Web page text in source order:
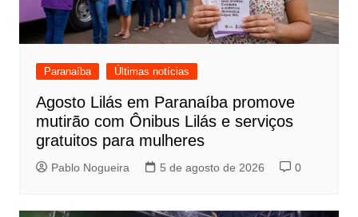
Paranaíba Últimas notícias
Agosto Lilás em Paranaíba promove
mutirão com Ônibus Lilás e serviços
gratuitos para mulheres
Pablo Nogueira 5 de agosto de 2026 0